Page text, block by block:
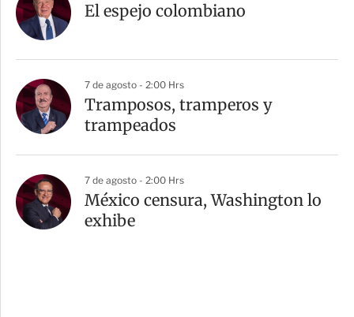
El espejo colombiano
7 de agosto - 2:00 Hrs
Tramposos, tramperos y
trampeados
7 de agosto - 2:00 Hrs
México censura, Washington lo
exhibe